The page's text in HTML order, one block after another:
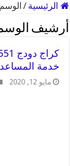
الرئيسية /
أرشيف
خدمة
مايو 12, 2020